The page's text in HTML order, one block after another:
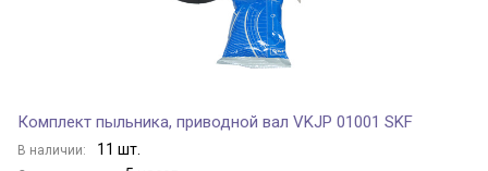
Комплект пыльника, приводной вал VKJP 01001 SKF
В наличии: 11 шт.